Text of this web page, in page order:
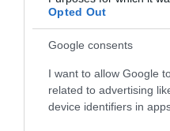
Opted Out
Google consents
I want to allow Google
related to advertising
device identifiers in
Ακολούθησε το
και μάθετε
Share